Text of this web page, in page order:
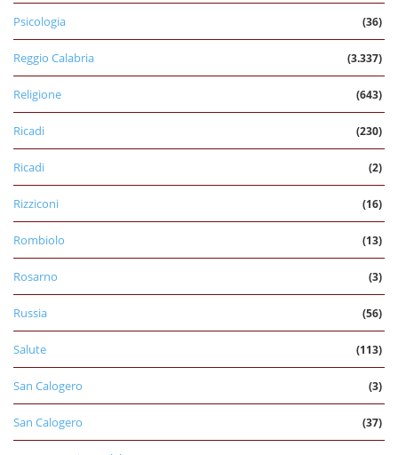
Psicologia (36)
Reggio Calabria (3.337)
Religione (643)
Ricadi (230)
Ricadi (2)
Rizziconi (16)
Rombiolo (13)
Rosarno (3)
Russia (56)
Salute (113)
San Calogero (3)
San Calogero (37)